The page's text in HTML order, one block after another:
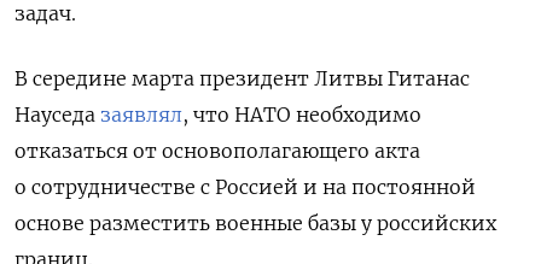
задач.
В середине марта президент Литвы Гитанас
Науседа заявлял, что НАТО необходимо
отказаться от основополагающего акта
о сотрудничестве с Россией и на постоянной
основе разместить военные базы у российских